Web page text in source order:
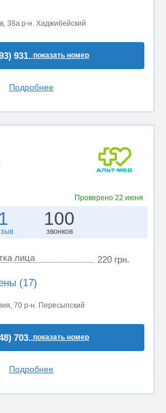
38а р-н. Хаджибейский
931..показать номер
Подробнее
Проверено 22 июня
1 100
звонков
лица 220 грн.
(17)
70 р-н. Пересыпский
703..показать номер
Подробнее